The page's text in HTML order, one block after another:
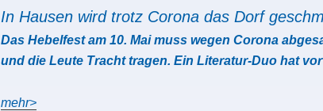
In Hausen wird trotz Corona das Dorf
Das Hebelfest am 10. Mai muss wegen Corona
und die Leute Tracht tragen. Ein Literatur-Duo hat
mehr>